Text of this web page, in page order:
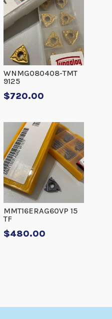
WNMG080408-TMT
9125
$720.00
MMT16ERAG60VP 15
TF
$480.00